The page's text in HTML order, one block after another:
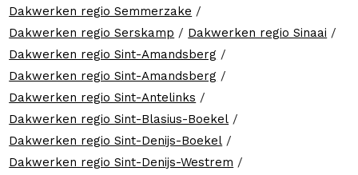
Dakwerken regio Semmerzake /
Dakwerken regio Serskamp / Dakwerken regio Sinaai /
Dakwerken regio Sint-Amandsberg /
Dakwerken regio Sint-Amandsberg /
Dakwerken regio Sint-Antelinks /
Dakwerken regio Sint-Blasius-Boekel /
Dakwerken regio Sint-Denijs-Boekel /
Dakwerken regio Sint-Denijs-Westrem /